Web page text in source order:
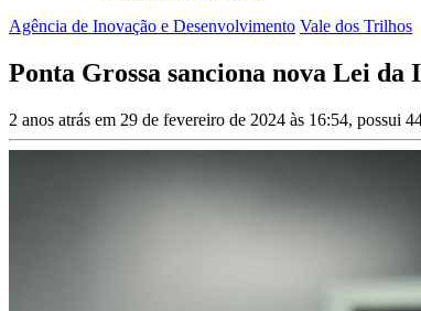
Agência de Inovação e Desenvolvimento Vale dos Trilhos
Ponta Grossa sanciona nova Lei da
2 anos atrás em 29 de fevereiro de 2024 às 16:54, possui